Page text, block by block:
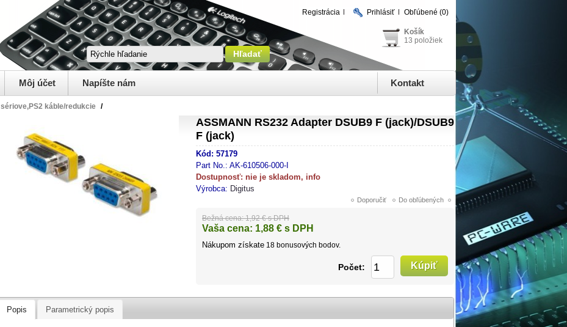
Registrácia Prihlásiť Obľúbené (0)
Košík
13 položiek
Môj účet Napíšte nám Kontakt
sériove,PS2 káble/redukcie /
ASSMANN RS232 Adapter DSUB9 F (jack)/DSUB9
F (jack)
Kód: 57179
Part No.: AK-610506-000-I
Dostupnosť: nie je skladom, info
Výrobca: Digitus
Bežná cena: 1,92 € s DPH
Vaša cena: 1,88 € s DPH
Nákupom získate 18 bonusových bodov.
Počet:
Popis Parametrický popis